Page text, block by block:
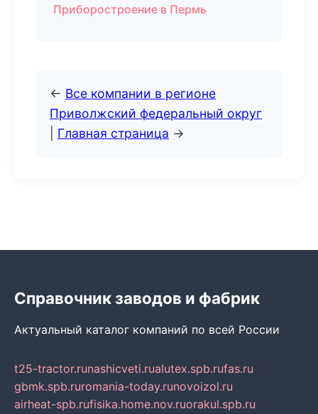
Приборостроение в Пермь
← Все компании в регионе
Приволжский федеральный округ
Главная страница →
Справочник заводов и фабрик
Актуальный каталог компаний по всей России
t25-tractor.runashicveti.rualutex.spb.rufas.ru
gbmk.spb.ruromania-today.runovoizol.ru
airheat-spb.rufisika.home.nov.ruorakul.spb.ru